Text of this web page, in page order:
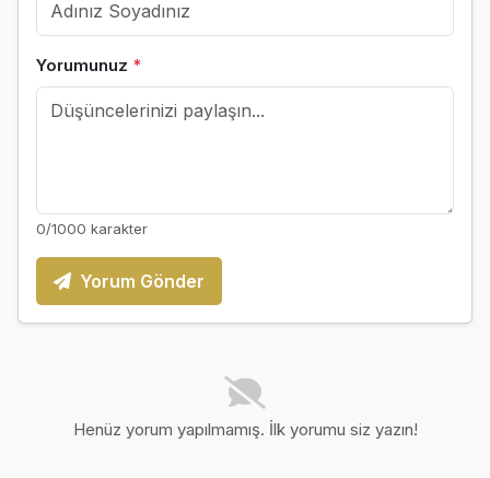
Yorumunuz *
0/1000 karakter
Yorum Gönder
Henüz yorum yapılmamış. İlk yorumu siz yazın!